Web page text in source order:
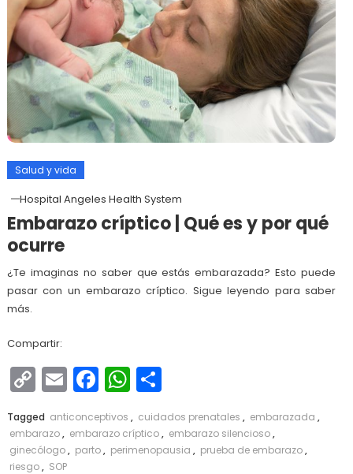
Salud y vida
Hospital Angeles Health System
Embarazo críptico | Qué es y por qué
ocurre
¿Te imaginas no saber que estás embarazada? Esto puede
pasar con un embarazo críptico. Sigue leyendo para saber
más.
Compartir:
Copy
Link
EmailFacebook
WhatsApp
Compartir
Tagged anticonceptivos , cuidados prenatales , embarazada ,
embarazo, embarazo críptico, embarazo silencioso,
ginecólogo, parto, perimenopausia , prueba de embarazo,
riesgo, SOP